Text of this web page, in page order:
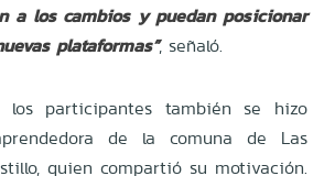
a los cambios y puedan posicionar
plataformas”, señaló.
los participantes también se hizo
de la comuna de Las
quien compartió su motivación.